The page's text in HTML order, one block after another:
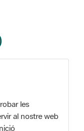
es de 0 estrellas de
les
al nostre web